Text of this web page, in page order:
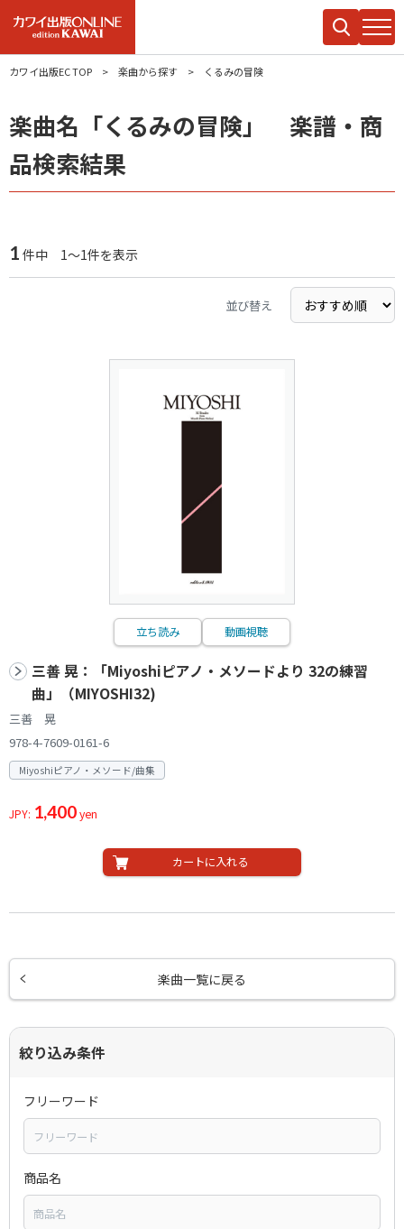
カワイ出版EC TOP 楽曲から探す くるみの冒険
楽曲名「くるみの冒険」 楽譜・商
品検索結果
1 件中 1～1件を表示
並び替え
立ち読み 動画視聴
三善 晃：「Miyoshiピアノ・メソードより 32の練習
曲」（MIYOSHI32)
三善 晃
978-4-7609-0161-6
Miyoshiピアノ・メソード/曲集
JPY: 1,400yen
カートに入れる
楽曲一覧に戻る
絞り込み条件
フリーワード
商品名